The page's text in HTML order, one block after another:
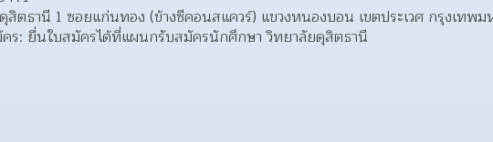
สิตธานี 1 ซอยแก่นทอง (ข้างซีคอนสแควร์) แขวงหนองบอน เขตประเวศ กรุงเทพ
คร: ยื่นใบสมัครได้ที่แผนกรับสมัครนักศึกษา วิทยาลัยดุสิตธานี